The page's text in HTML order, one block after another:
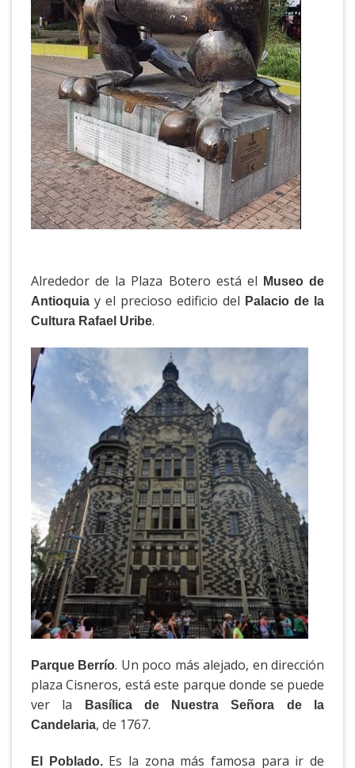
Alrededor de la Plaza Botero está el
Museo de
Antioquia y el precioso edificio del Palacio de la
Cultura Rafael Uribe.
Parque Berrío. Un poco más alejado, en dirección
plaza Cisneros, está este parque donde se puede
ver la
Basílica de Nuestra Señora de la
Candelaria, de 1767.
El Poblado. Es la zona más famosa para ir de